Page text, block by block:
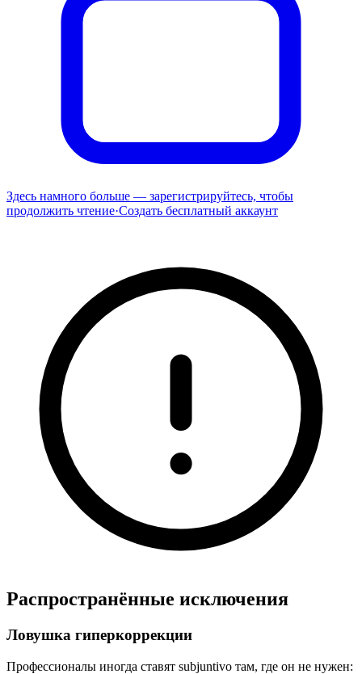
Здесь намного больше — зарегистрируйтесь, чтобы
продолжить чтение·Создать бесплатный аккаунт
Распространённые исключения
Ловушка гиперкоррекции
Профессионалы иногда ставят subjuntivo там, где он не нужен: